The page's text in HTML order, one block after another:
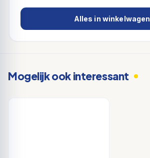
Alles in winkelwagen
Mogelijk ook interessant